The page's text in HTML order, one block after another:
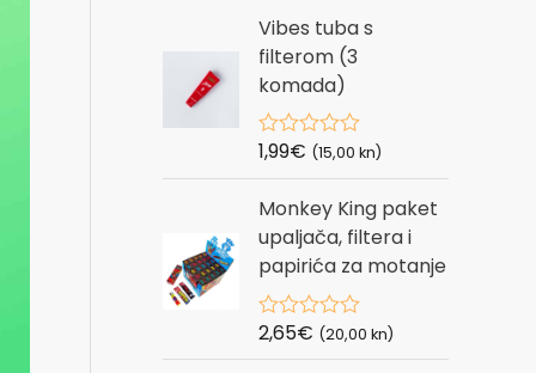
Vibes tuba s
filterom (3
komada)
R
e
0
o
t
o
f
5
1,99€ (15,00 kn)
Monkey King paket
upaljača, filtera i
papirića za motanje
R
2,65€ (20,00 kn)